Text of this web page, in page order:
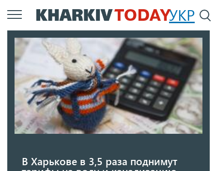
Перейти
к
содержанию
УКР
В Харькове в 3,5 раза поднимут